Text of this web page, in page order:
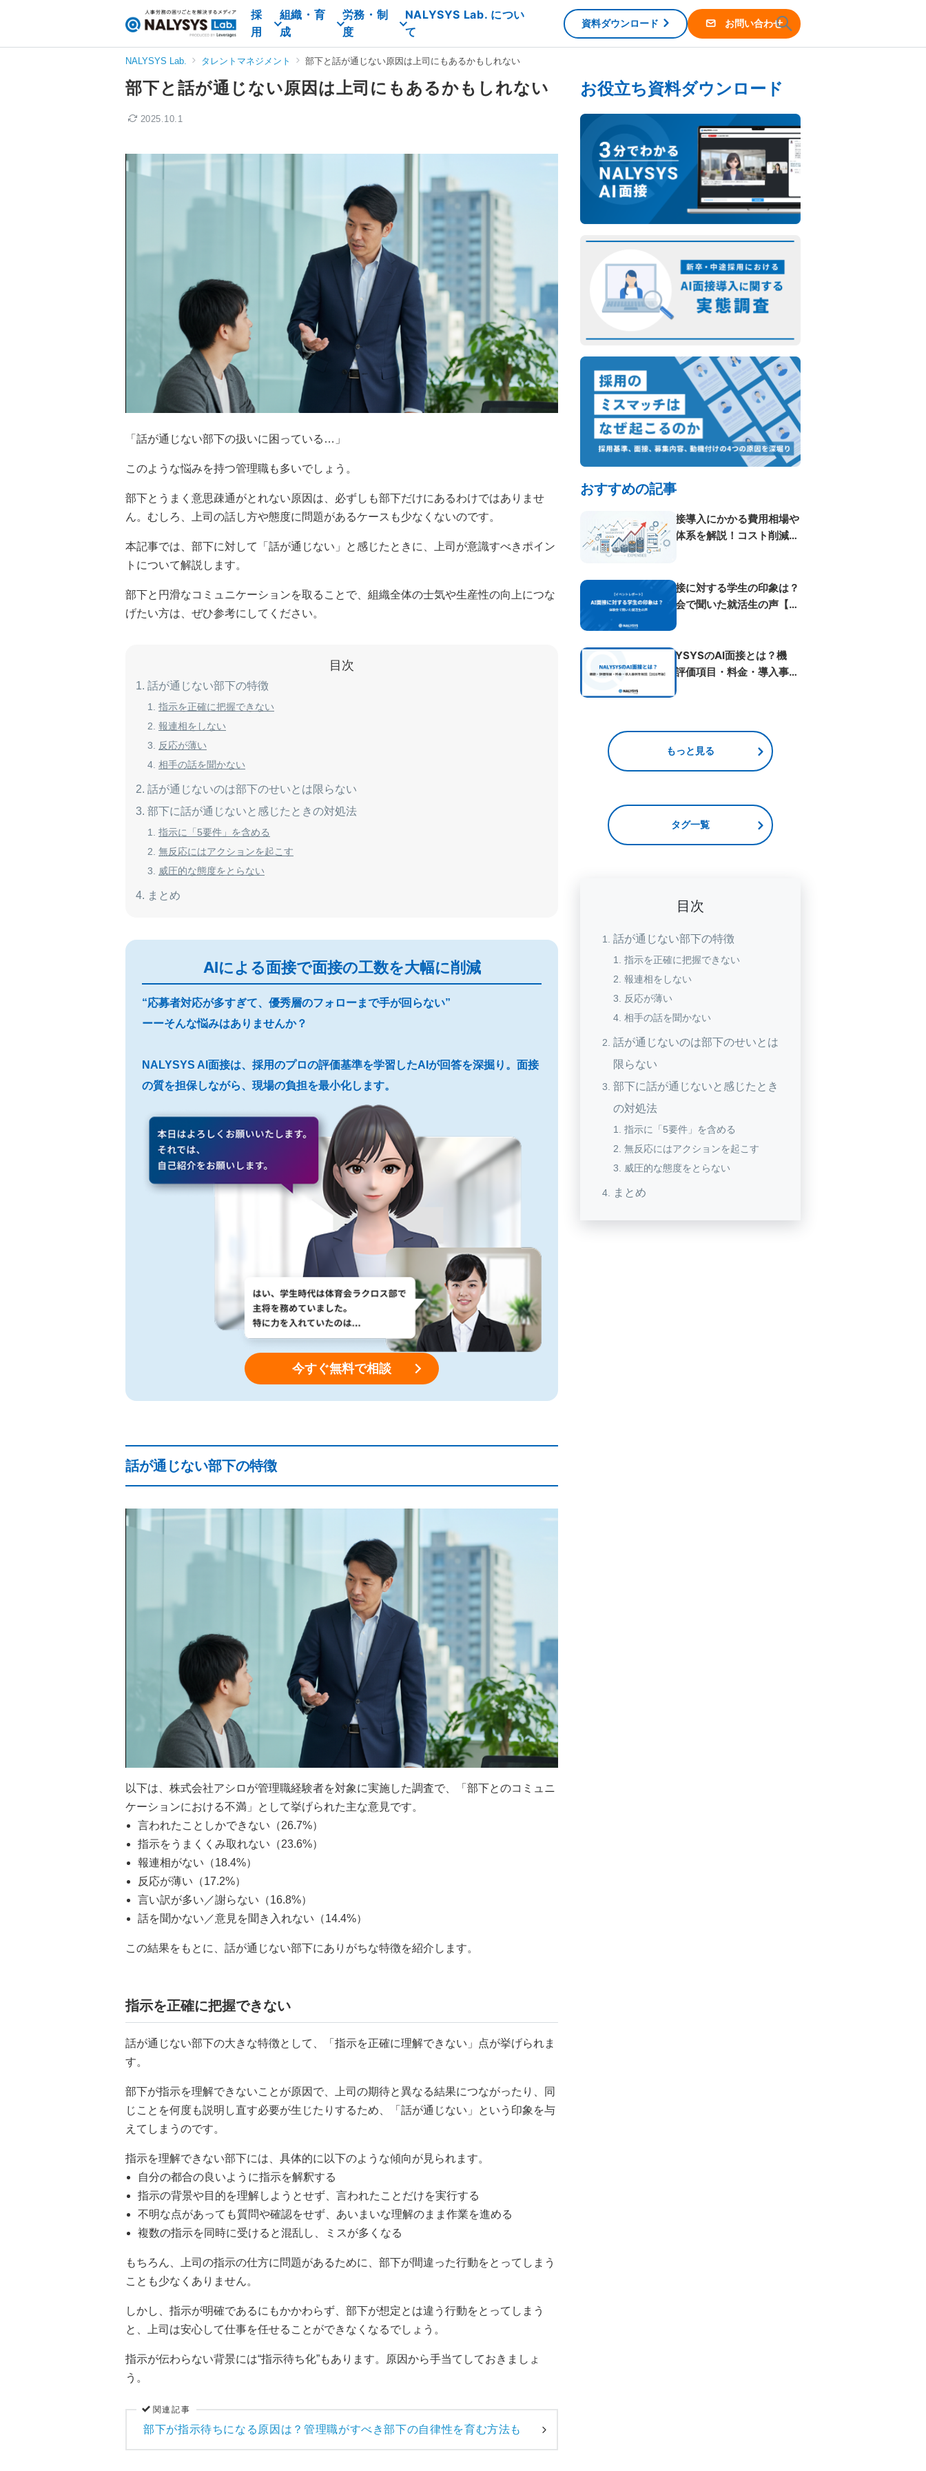
NALYSYS
Lab.
シ
採
用
組織・育
成
労務・制
度
NALYSYS Lab. につい
て
資料ダウンロード お問い合わせ
NALYSYS Lab. タレントマネジメント 部下と話が通じない原因は上司にもあるかもしれない
部下と話が通じない原因は上司にもあるかもしれない
2025.10.1
「話が通じない部下の扱いに困っている…」
このような悩みを持つ管理職も多いでしょう。
部下とうまく意思疎通がとれない原因は、必ずしも部下だけにあるわけではありませ
ん。むしろ、上司の話し方や態度に問題があるケースも少なくないのです。
本記事では、部下に対して「話が通じない」と感じたときに、上司が意識すべきポイン
トについて解説します。
部下と円滑なコミュニケーションを取ることで、組織全体の士気や生産性の向上につな
げたい方は、ぜひ参考にしてください。
目次
話が通じない部下の特徴
指示を正確に把握できない
報連相をしない
反応が薄い
相手の話を聞かない
話が通じないのは部下のせいとは限らない
部下に話が通じないと感じたときの対処法
指示に「5要件」を含める
無反応にはアクションを起こす
威圧的な態度をとらない
まとめ
AIによる面接で面接の工数を大幅に削減
“応募者対応が多すぎて、優秀層のフォローまで手が回らない”
ーーそんな悩みはありませんか？
NALYSYS AI面接は、採用のプロの評価基準を学習したAIが回答を深掘り。面接
の質を担保しながら、現場の負担を最小化します。
今すぐ無料で相談
話が通じない部下の特徴
以下は、株式会社アシロが管理職経験者を対象に実施した調査で、「部下とのコミュニ
ケーションにおける不満」として挙げられた主な意見です。
言われたことしかできない（26.7%）
指示をうまくくみ取れない（23.6%）
報連相がない（18.4%）
反応が薄い（17.2%）
言い訳が多い／謝らない（16.8%）
話を聞かない／意見を聞き入れない（14.4%）
この結果をもとに、話が通じない部下にありがちな特徴を紹介します。
指示を正確に把握できない
話が通じない部下の大きな特徴として、「指示を正確に理解できない」点が挙げられま
す。
部下が指示を理解できないことが原因で、上司の期待と異なる結果につながったり、同
じことを何度も説明し直す必要が生じたりするため、「話が通じない」という印象を与
えてしまうのです。
指示を理解できない部下には、具体的に以下のような傾向が見られます。
自分の都合の良いように指示を解釈する
指示の背景や目的を理解しようとせず、言われたことだけを実行する
不明な点があっても質問や確認をせず、あいまいな理解のまま作業を進める
複数の指示を同時に受けると混乱し、ミスが多くなる
もちろん、上司の指示の仕方に問題があるために、部下が間違った行動をとってしまう
ことも少なくありません。
しかし、指示が明確であるにもかかわらず、部下が想定とは違う行動をとってしまう
と、上司は安心して仕事を任せることができなくなるでしょう。
指示が伝わらない背景には“指示待ち化”もあります。原因から手当てしておきましょ
う。
関連記事
部下が指示待ちになる原因は？管理職がすべき部下の自律性を育む方法も
お役立ち資料ダウンロード
おすすめの記事
AI面接導入にかかる費用相場や
料金体系を解説！コスト削減方
法も紹...
AI面接に対する学生の印象は？
体験会で聞いた就活生の声【イ
NALYSYSのAI面接とは？機
能・評価項目・料金・導入事例
を解...
もっと見る
タグ一覧
目次
話が通じない部下の特徴
指示を正確に把握できない
報連相をしない
反応が薄い
相手の話を聞かない
話が通じないのは部下のせいとは
限らない
部下に話が通じないと感じたとき
の対処法
指示に「5要件」を含める
無反応にはアクションを起こす
威圧的な態度をとらない
まとめ